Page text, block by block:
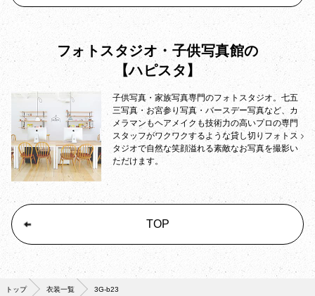
フォトスタジオ・子供写真館の
【ハピスタ】
子供写真・家族写真専門のフォトスタジオ。七五
三写真・お宮参り写真・バースデー写真など、カ
メラマンもヘアメイクも技術力の高いプロの専門
スタッフがワクワクするような貸し切りフォトス
タジオで自然な笑顔溢れる素敵なお写真を撮影い
ただけます。
TOP
トップ 衣装一覧 3G-b23